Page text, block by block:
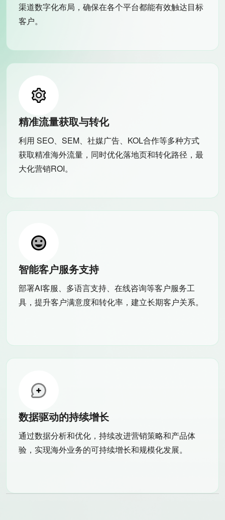
渠道数字化布局，确保在各个平台都能有效触达目标
客户。
精准流量获取与转化
利用 SEO、SEM、社媒广告、KOL合作等多种方式
获取精准海外流量，同时优化落地页和转化路径，最
大化营销ROI。
智能客户服务支持
部署AI客服、多语言支持、在线咨询等客户服务工
具，提升客户满意度和转化率，建立长期客户关系。
数据驱动的持续增长
通过数据分析和优化，持续改进营销策略和产品体
验，实现海外业务的可持续增长和规模化发展。